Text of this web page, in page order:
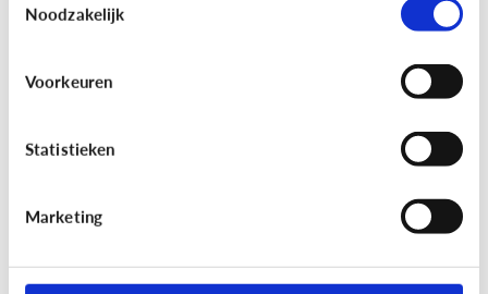
Noodzakelijk
Voorkeuren
Statistieken
Marketing